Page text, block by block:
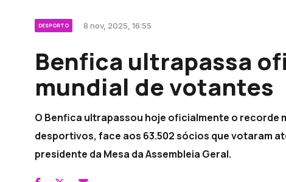
DESPORTO 8 nov, 2025, 16:55
Benfica ultrapassa
mundial de votantes
O Benfica ultrapassou hoje oficialmente o recorde
desportivos, face aos 63.502 sócios que votaram
presidente da Mesa da Assembleia Geral.